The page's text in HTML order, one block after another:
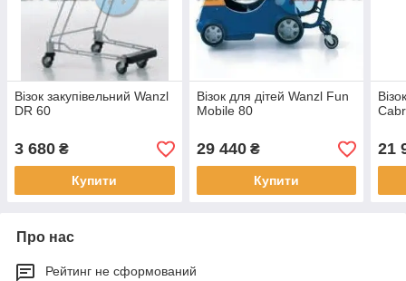
Візок закупівельний Wanzl
DR 60
3 680 ₴
Купити
Візок для дітей Wanzl Fun
Mobile 80
29 440₴
Купити
21
Про нас
Рейтинг не сформований